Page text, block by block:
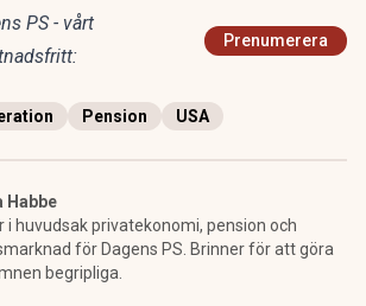
PS - vårt
Prenumerera
Pension USA
Habbe
i huvudsak privatekonomi, pension och
för Dagens PS. Brinner för att göra
begripliga.